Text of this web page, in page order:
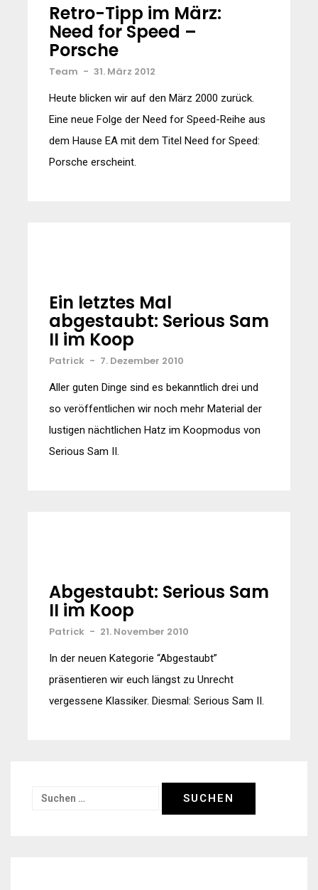
Retro-Tipp im März:
Need for Speed –
Porsche
Team - 31. März 2012
Heute blicken wir auf den März 2000 zurück.
Eine neue Folge der Need for Speed-Reihe aus
dem Hause EA mit dem Titel Need for Speed:
Porsche erscheint.
Ein letztes Mal
abgestaubt: Serious Sam
II im Koop
Patrick - 7. Dezember 2010
Aller guten Dinge sind es bekanntlich drei und
so veröffentlichen wir noch mehr Material der
lustigen nächtlichen Hatz im Koopmodus von
Serious Sam II.
Abgestaubt: Serious Sam
II im Koop
Patrick - 21. November 2010
In der neuen Kategorie “Abgestaubt”
präsentieren wir euch längst zu Unrecht
vergessene Klassiker. Diesmal: Serious Sam II.
Suchen